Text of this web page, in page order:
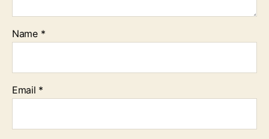
Name *
Email *